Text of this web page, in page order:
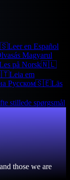
Leer en Español
Magyarul
på Norsk🇳🇱
Leia em
Русском🇸🇪Läs
stillede spørgsmål
those we are